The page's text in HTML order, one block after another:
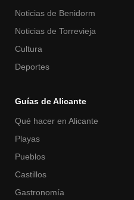
Noticias de Benidorm
Noticias de Torrevieja
Cultura
Deportes
Guías de Alicante
Qué hacer en Alicante
Playas
Pueblos
Castillos
Gastronomía